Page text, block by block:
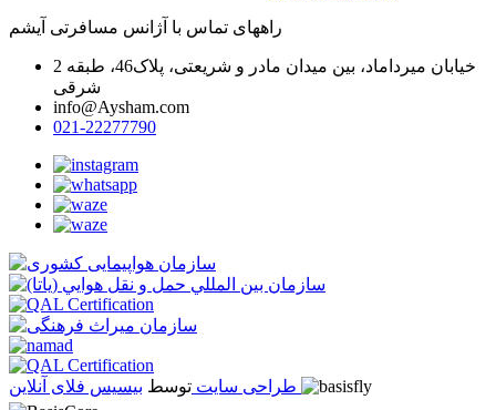
راههای تماس با آژانس مسافرتی آیشم
خیابان میرداماد، بین میدان مادر و شریعتی، پلاک46، طبقه 2
شرقی
info@Aysham.com
021-22277790
طراحی سایت توسط